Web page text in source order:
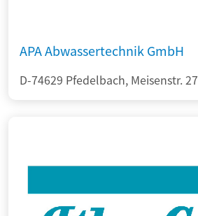
APA Abwassertechnik GmbH
D-74629 Pfedelbach, Meisenstr. 27